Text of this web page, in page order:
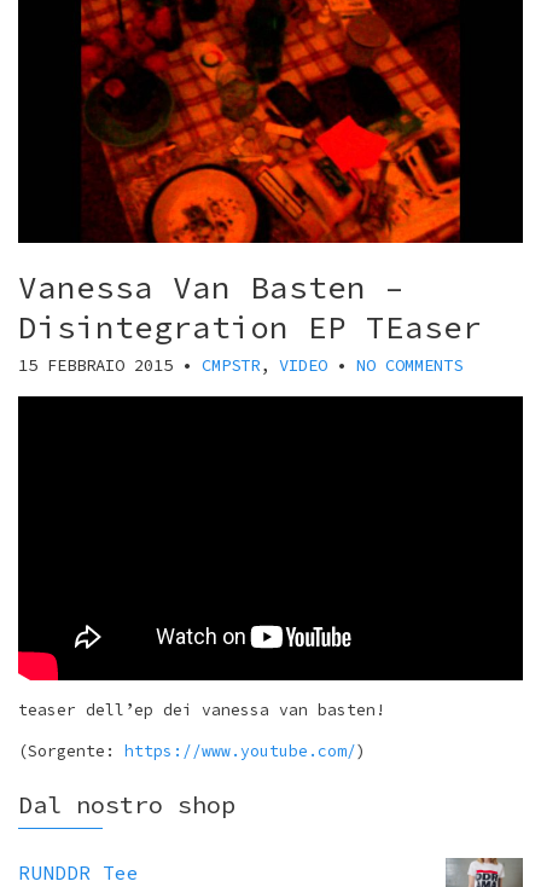
Vanessa Van Basten –
Disintegration EP TEaser
15 FEBBRAIO 2015 • CMPSTR, VIDEO • NO COMMENTS
teaser dell’ep dei vanessa van basten!
(Sorgente: https://www.youtube.com/)
Dal nostro shop
RUNDDR Tee